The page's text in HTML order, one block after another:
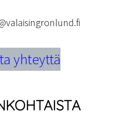
yhteyttä